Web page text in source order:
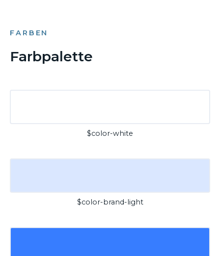
FARBEN
Farbpalette
$color-white
$color-brand-light